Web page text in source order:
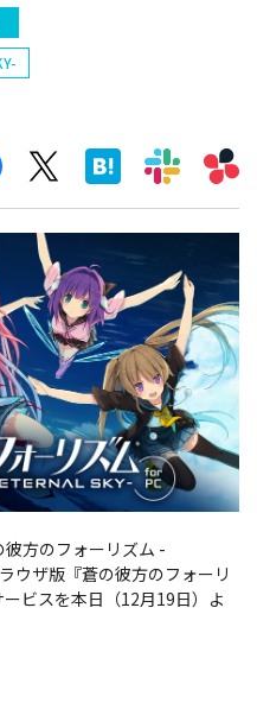
彼方のフォーリズム -
ウザ版『蒼の彼方のフォーリ
ビスを本日（12月19日）よ